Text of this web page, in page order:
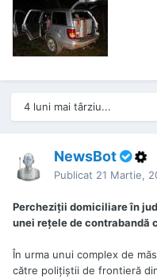
4 luni mai târziu...
NewsBot
Publicat 21 Martie,
Percheziţii domiciliare în
unei reţele de contrabandă
În urma unui complex de
către poliţiştii de frontieră